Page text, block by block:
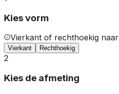
Kies vorm
Vierkant of rechthoekig
Vierkant Rechthoekig
2
Kies de afmeting